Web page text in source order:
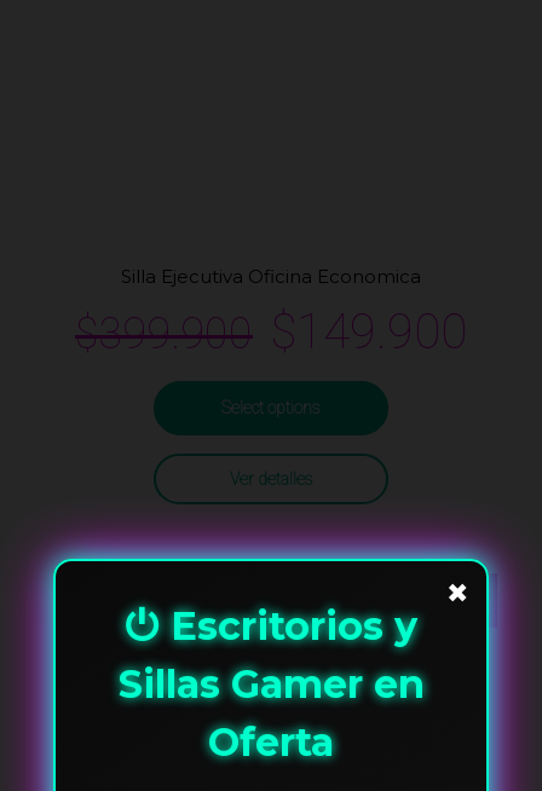
✖
⏻ Escritorios y
Sillas Gamer en
Oferta
Silla Ejecutiva Oficina Economica
$399.900 $149.900
Select options
Ver detalles
¡OFERTA!